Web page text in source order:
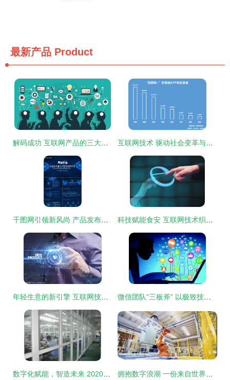
最新产品 Product